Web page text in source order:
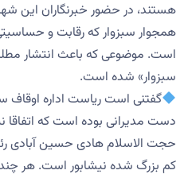
هستند، در حضور خبرنگاران این
همجوار سبزوار که رقابت و
است. موضوعی که باعث انتشار
سبزوار» شده است.
گفتنی است ریاست اداره اوقاف
دست مدیرانی بوده است که اتفاقا
حجت الاسلام هادی حسین آبادی
کم بزرگ شده نیشابور است. هر